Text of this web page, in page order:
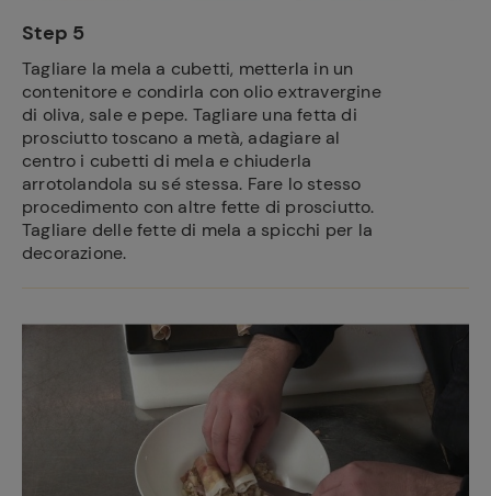
Step 5
Tagliare la mela a cubetti, metterla in un
contenitore e condirla con olio extravergine
di oliva, sale e pepe. Tagliare una fetta di
prosciutto toscano a metà, adagiare al
centro i cubetti di mela e chiuderla
arrotolandola su sé stessa. Fare lo stesso
procedimento con altre fette di prosciutto.
Tagliare delle fette di mela a spicchi per la
decorazione.